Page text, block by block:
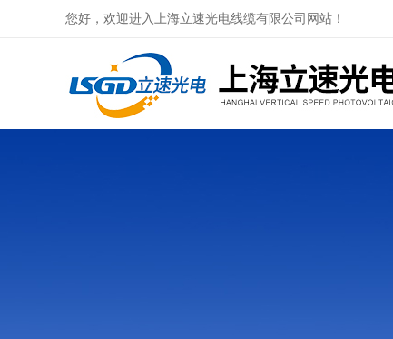
您好，欢迎进入上海立速光电线缆有限公司网站！